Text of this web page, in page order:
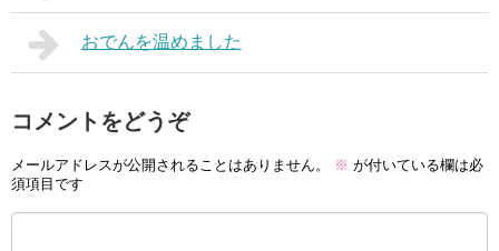
おでんを温めました
コメントをどうぞ
メールアドレスが公開されることはありません。 ※ が付いている欄は必
須項目です